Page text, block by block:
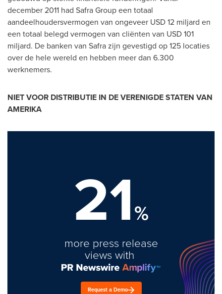
december 2011 had Safra Group een totaal
aandeelhoudersvermogen van ongeveer USD 12 miljard en
een totaal belegd vermogen van cliënten van USD 101
miljard. De banken van Safrazijn gevestigd op 125 locaties
over de hele wereld en hebben meer dan 6.300
werknemers.
NIET VOOR DISTRIBUTIE IN DE VERENIGDE STATEN VAN
AMERIKA
21%
more press release
views with
Request a Demo